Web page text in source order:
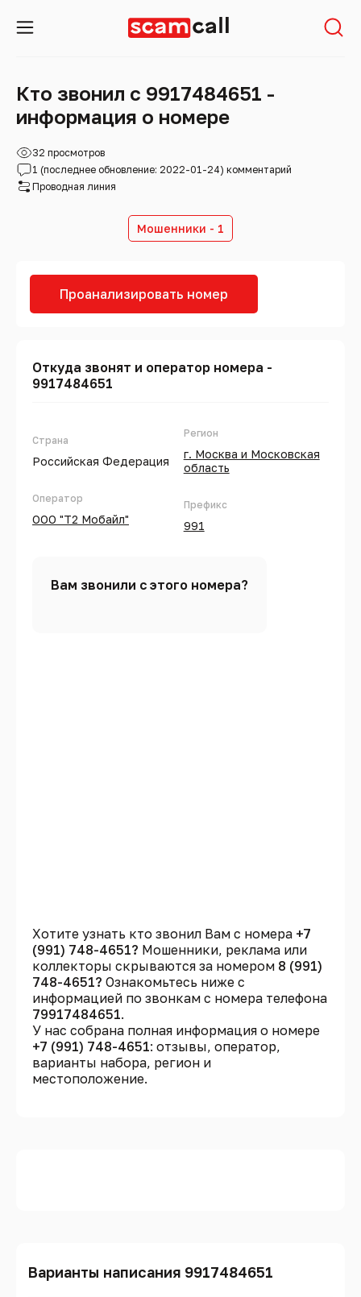
Кто звонил с 9917484651 -
информация о номере
32 просмотров
1 (последнее обновление: 2022-01-24) комментарий
Проводная линия
Мошенники - 1
Проанализировать номер
Откуда звонят и оператор номера -
9917484651
Страна
Российская Федерация
Оператор
ООО "Т2 Мобайл"
Регион
г. Москва и Московская
область
Префикс
991
Вам звонили с этого номера?
Хотите узнать кто звонил Вам с номера +7
(991) 748-4651? Мошенники, реклама или
коллекторы скрываются за номером 8 (991)
748-4651? Ознакомьтесь ниже с
информацией по звонкам с номера телефона
79917484651.
У нас собрана полная информация о номере
+7 (991) 748-4651: отзывы, оператор,
варианты набора, регион и
местоположение.
Варианты написания 9917484651